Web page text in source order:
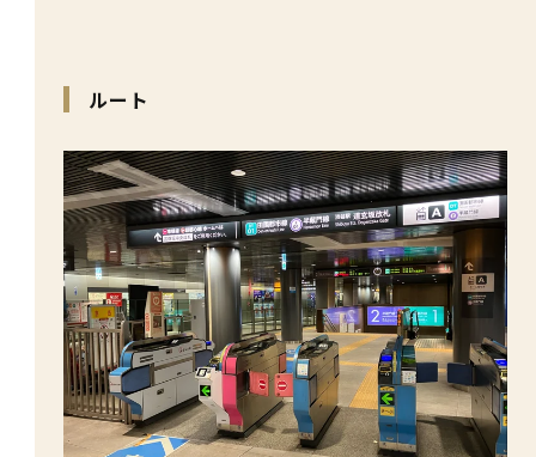
ルート